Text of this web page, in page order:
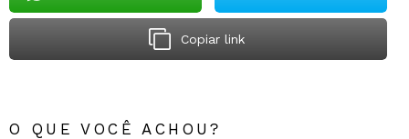
Copiar link
O QUE VOCÊ ACHOU?